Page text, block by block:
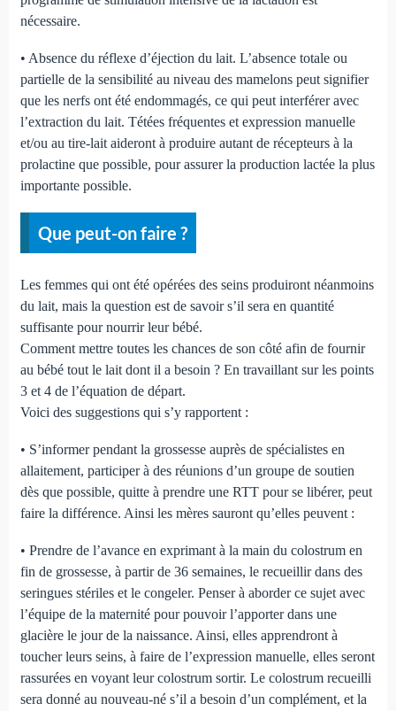
nécessaire.
• Absence du réflexe d’éjection du lait. L’absence totale ou
partielle de la sensibilité au niveau des mamelons peut signifier
que les nerfs ont été endommagés, ce qui peut interférer avec
l’extraction du lait. Tétées fréquentes et expression manuelle
et/ou au tire-lait aideront à produire autant de récepteurs à la
prolactine que possible, pour assurer la production lactée la plus
importante possible.
Que peut-on faire ?
Les femmes qui ont été opérées des seins produiront néanmoins
du lait, mais la question est de savoir s’il sera en quantité
suffisante pour nourrir leur bébé.
Comment mettre toutes les chances de son côté afin de fournir
au bébé tout le lait dont il a besoin ? En travaillant sur les points
3 et 4 de l’équation de départ.
Voici des suggestions qui s’y rapportent :
• S’informer pendant la grossesse auprès de spécialistes en
allaitement, participer à des réunions d’un groupe de soutien
dès que possible, quitte à prendre une RTT pour se libérer, peut
faire la différence. Ainsi les mères sauront qu’elles peuvent :
• Prendre de l’avance en exprimant à la main du colostrum en
fin de grossesse, à partir de 36 semaines, le recueillir dans des
seringues stériles et le congeler. Penser à aborder ce sujet avec
l’équipe de la maternité pour pouvoir l’apporter dans une
glacière le jour de la naissance. Ainsi, elles apprendront à
toucher leurs seins, à faire de l’expression manuelle, elles seront
rassurées en voyant leur colostrum sortir. Le colostrum recueilli
sera donné au nouveau-né s’il a besoin d’un complément, et la